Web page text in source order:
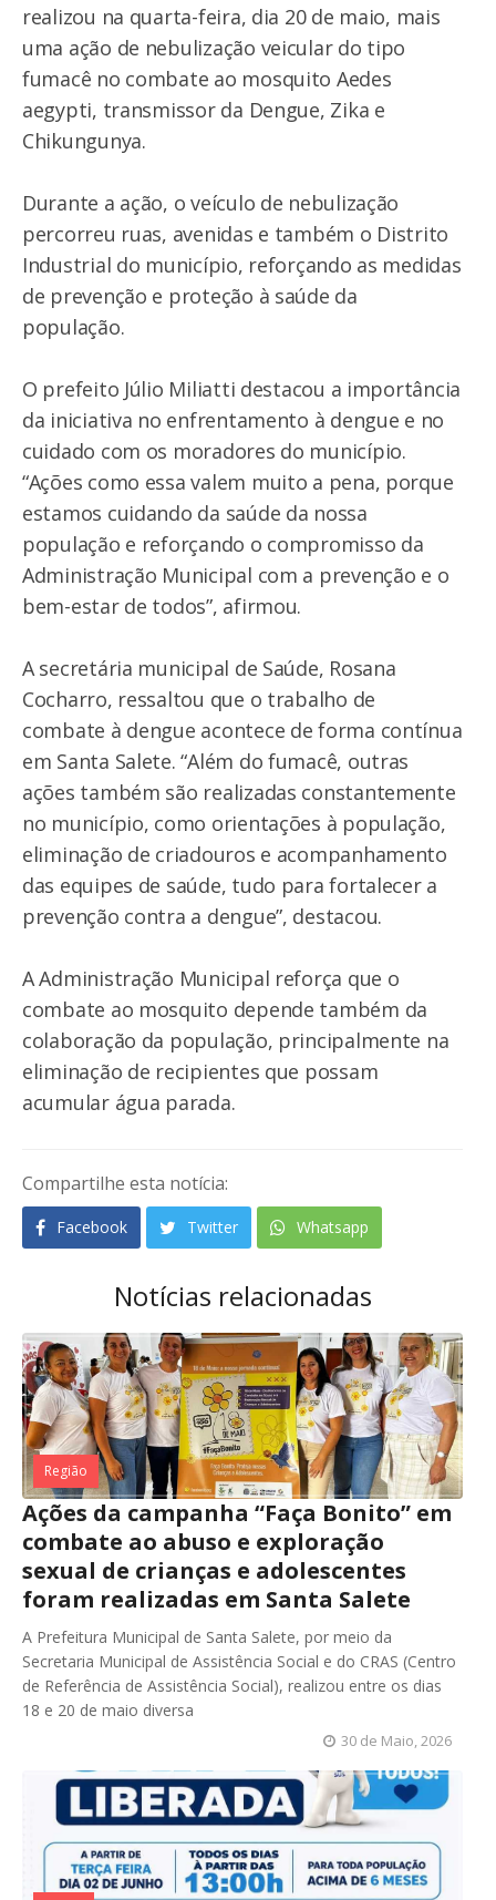
realizou na quarta-feira, dia 20 de maio, mais
uma ação de nebulização veicular do tipo
fumacê no combate ao mosquito Aedes
aegypti, transmissor da Dengue, Zika e
Chikungunya.
Durante a ação, o veículo de nebulização
percorreu ruas, avenidas e também o Distrito
Industrial do município, reforçando as medidas
de prevenção e proteção à saúde da
população.
O prefeito Júlio Miliatti destacou a importância
da iniciativa no enfrentamento à dengue e no
cuidado com os moradores do município.
“Ações como essa valem muito a pena, porque
estamos cuidando da saúde da nossa
população e reforçando o compromisso da
Administração Municipal com a prevenção e o
bem-estar de todos”, afirmou.
A secretária municipal de Saúde, Rosana
Cocharro, ressaltou que o trabalho de
combate à dengue acontece de forma contínua
em Santa Salete. “Além do fumacê, outras
ações também são realizadas constantemente
no município, como orientações à população,
eliminação de criadouros e acompanhamento
das equipes de saúde, tudo para fortalecer a
prevenção contra a dengue”, destacou.
A Administração Municipal reforça que o
combate ao mosquito depende também da
colaboração da população, principalmente na
eliminação de recipientes que possam
acumular água parada.
Compartilhe esta notícia:
Facebook Twitter Whatsapp
Notícias relacionadas
Região
Ações da campanha “Faça Bonito” em
combate ao abuso e exploração
sexual de crianças e adolescentes
foram realizadas em Santa Salete
A Prefeitura Municipal de Santa Salete, por meio da
Secretaria Municipal de Assistência Social e do CRAS (Centro
de Referência de Assistência Social), realizou entre os dias
18 e 20 de maio diversa
30 de Maio, 2026